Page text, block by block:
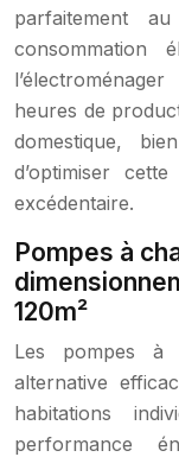
parfaitement
consommation
heures de
domestique,
d’optimiser
excédentaire.
Pompes à
120m²
Les pompes à
alternative
habitations
performance